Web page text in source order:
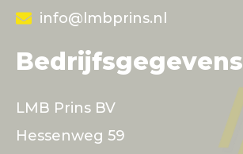
info@lmbprins.nl
Bedrijfsgegevens
LMB Prins BV
Hessenweg 59